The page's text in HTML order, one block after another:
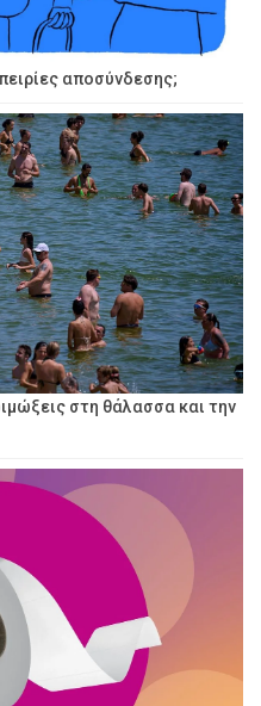
αποσύνδεσης;
στη θάλασσα και την